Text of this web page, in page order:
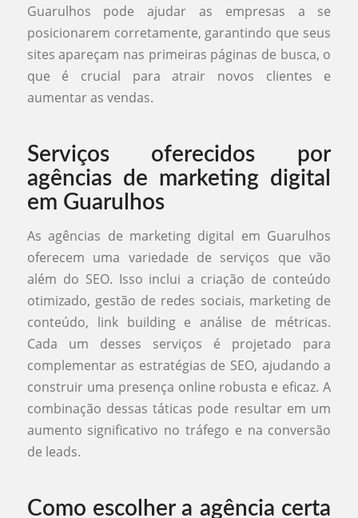
Guarulhos pode ajudar as empresas a se
posicionarem corretamente, garantindo que seus
sites apareçam nas primeiras páginas de busca, o
que é crucial para atrair novos clientes e
aumentar as vendas.
Serviços oferecidos por
agências de marketing digital
em Guarulhos
As agências de marketing digital em Guarulhos
oferecem uma variedade de serviços que vão
além do SEO. Isso inclui a criação de conteúdo
otimizado, gestão de redes sociais, marketing de
conteúdo, link building e análise de métricas.
Cada um desses serviços é projetado para
complementar as estratégias de SEO, ajudando a
construir uma presença online robusta e eficaz. A
combinação dessas táticas pode resultar em um
aumento significativo no tráfego e na conversão
de leads.
Como escolher a agência certa